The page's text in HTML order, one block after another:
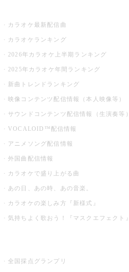
カラオケ最新配信曲
カラオケランキング
2026年カラオケ上半期ランキング
2025年カラオケ年間ランキング
新曲トレンドランキング
映像コンテンツ配信情報（本人映像等）
サウンドコンテンツ配信情報（生演奏等）
VOCALOID™配信情報
アニメソング配信情報
外国曲配信情報
カラオケで盛り上がる曲
あの日、あの時、あの音楽。
カラオケの楽しみ方『新様式』
気持ちよく歌おう！『マスクエフェクト』
全国採点グランプリ